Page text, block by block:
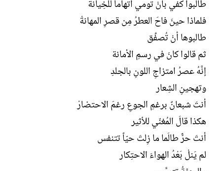
طالبوا كفي بأنْ تومي اتهاماً للخِيانة
فلماذا حينَ فاحَ العطرُ مِن قصرِ المهانةْ
طالبوها أنْ تُصفِّق
ثم قالوا كانَ في رسمِ الأمانة
إنَّهُ عصرُ امتزاجِ اللونِ بالجلدِ
وتهجينِ الشِعار
أنتَ شبعانٌ برغمِ الجوعِ رغمَ الاحتضارْ
هكذا قالَ المُغنّي للأثير
أنتَ حرٌّ طالَما ما زِلتَ حيّاً تتنفس
لم يَنلْ بَعْدُ الهواءَ الاحتِكار